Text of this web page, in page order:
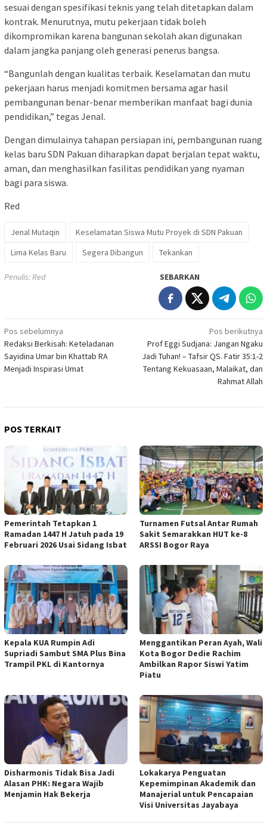
sesuai dengan spesifikasi teknis yang telah ditetapkan dalam
kontrak. Menurutnya, mutu pekerjaan tidak boleh
dikompromikan karena bangunan sekolah akan digunakan
dalam jangka panjang oleh generasi penerus bangsa.
“Bangunlah dengan kualitas terbaik. Keselamatan dan mutu
pekerjaan harus menjadi komitmen bersama agar hasil
pembangunan benar-benar memberikan manfaat bagi dunia
pendidikan,” tegas Jenal.
Dengan dimulainya tahapan persiapan ini, pembangunan ruang
kelas baru SDN Pakuan diharapkan dapat berjalan tepat waktu,
aman, dan menghasilkan fasilitas pendidikan yang nyaman
bagi para siswa.
Red
Jenal Mutaqin
Keselamatan Siswa Mutu Proyek di SDN Pakuan
Lima Kelas Baru
Segera Dibangun Tekankan
Penulis: Red SEBARKAN
Navigasi
pos
Pos sebelumnya
Redaksi Berkisah: Keteladanan
Sayidina Umar bin Khattab RA
Menjadi Inspirasi Umat
Pos berikutnya
Prof Eggi Sudjana: Jangan Ngaku
Jadi Tuhan! – Tafsir QS. Fatir 35:1-2
Tentang Kekuasaan, Malaikat, dan
Rahmat Allah
POS TERKAIT
Pemerintah Tetapkan 1
Ramadan 1447 H Jatuh pada 19
Februari 2026 Usai Sidang Isbat
Turnamen Futsal Antar Rumah
Sakit Semarakkan HUT ke-8
ARSSI Bogor Raya
Kepala KUA Rumpin Adi
Supriadi Sambut SMA Plus Bina
Trampil PKL di Kantornya
Menggantikan Peran Ayah, Wali
Kota Bogor Dedie Rachim
Ambilkan Rapor Siswi Yatim
Piatu
Disharmonis Tidak Bisa Jadi
Alasan PHK: Negara Wajib
Menjamin Hak Bekerja
Lokakarya Penguatan
Kepemimpinan Akademik dan
Manajerial untuk Pencapaian
Visi Universitas Jayabaya